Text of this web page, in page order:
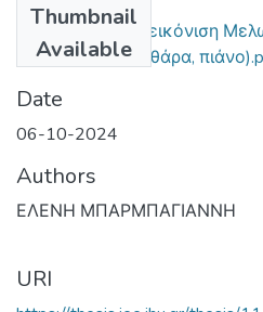
Thumbnail
Available
Εξαγωγή και Απεικόνιση
Περιεχόμενο (κιθάρα,
Date
06-10-2024
Authors
ΕΛΕΝΗ ΜΠΑΡΜΠΑΓΙΑΝΝΗ
URI